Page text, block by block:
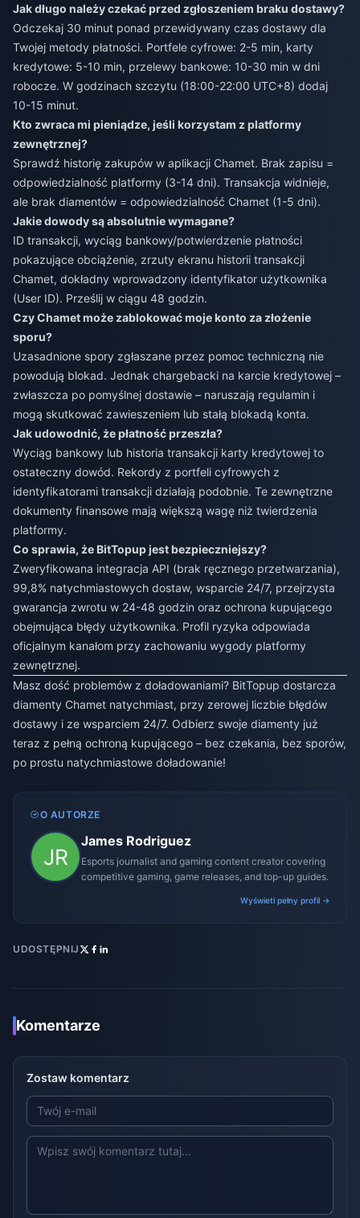
Jak długo należy czekać przed zgłoszeniem braku dostawy?
Odczekaj 30 minut ponad przewidywany czas dostawy dla
Twojej metody płatności. Portfele cyfrowe: 2-5 min, karty
kredytowe: 5-10 min, przelewy bankowe: 10-30 min w dni
robocze. W godzinach szczytu (18:00-22:00 UTC+8) dodaj
10-15 minut.
Kto zwraca mi pieniądze, jeśli korzystam z platformy
zewnętrznej?
Sprawdź historię zakupów w aplikacji Chamet. Brak zapisu =
odpowiedzialność platformy (3-14 dni). Transakcja widnieje,
ale brak diamentów = odpowiedzialność Chamet (1-5 dni).
Jakie dowody są absolutnie wymagane?
ID transakcji, wyciąg bankowy/potwierdzenie płatności
pokazujące obciążenie, zrzuty ekranu historii transakcji
Chamet, dokładny wprowadzony identyfikator użytkownika
(User ID). Prześlij w ciągu 48 godzin.
Czy Chamet może zablokować moje konto za złożenie
sporu?
Uzasadnione spory zgłaszane przez pomoc techniczną nie
powodują blokad. Jednak chargebacki na karcie kredytowej –
zwłaszcza po pomyślnej dostawie – naruszają regulamin i
mogą skutkować zawieszeniem lub stałą blokadą konta.
Jak udowodnić, że płatność przeszła?
Wyciąg bankowy lub historia transakcji karty kredytowej to
ostateczny dowód. Rekordy z portfeli cyfrowych z
identyfikatorami transakcji działają podobnie. Te zewnętrzne
dokumenty finansowe mają większą wagę niż twierdzenia
platformy.
Co sprawia, że BitTopup jest bezpieczniejszy?
Zweryfikowana integracja API (brak ręcznego przetwarzania),
99,8% natychmiastowych dostaw, wsparcie 24/7, przejrzysta
gwarancja zwrotu w 24-48 godzin oraz ochrona kupującego
obejmująca błędy użytkownika. Profil ryzyka odpowiada
oficjalnym kanałom przy zachowaniu wygody platformy
zewnętrznej.
Masz dość problemów z doładowaniami? BitTopup dostarcza
diamenty Chamet natychmiast, przy zerowej liczbie błędów
dostawy i ze wsparciem 24/7. Odbierz swoje diamenty już
teraz z pełną ochroną kupującego – bez czekania, bez sporów,
po prostu natychmiastowe doładowanie!
O AUTORZE
James Rodriguez
Esports journalist and gaming content creator covering
competitive gaming, game releases, and top-up guides.
Wyświetl pełny profil →
UDOSTĘPNIJ
Komentarze
Zostaw komentarz